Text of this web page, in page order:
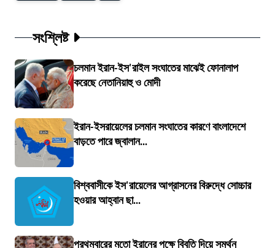
সংশ্লিষ্ট
চলমান ইরান-ইস'রাইল সংঘাতের মাঝেই ফোনালাপ
করেছে নেতানিয়াহু ও মোদী
ইরান-ইসরায়েলের চলমান সংঘাতের কারণে বাংলাদেশে
বাড়তে পারে জ্বালান...
বিশ্ববাসীকে ইস'রায়েলের আগ্রাসনের বিরুদ্ধে সোচ্চার
হওয়ার আহ্বান ছা...
প্রথমবারের মতো ইরানের পক্ষে বিবৃতি দিয়ে সমর্থন